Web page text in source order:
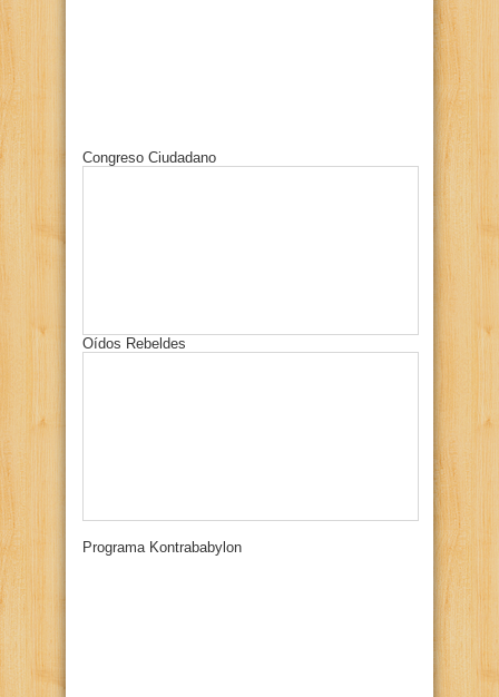
Congreso Ciudadano
Oídos Rebeldes
Programa Kontrababylon